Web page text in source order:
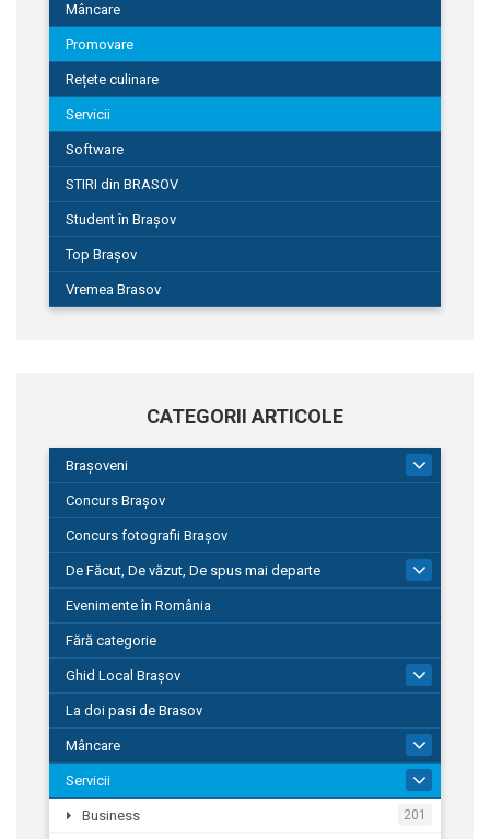
Mâncare
Promovare
Rețete culinare
Servicii
Software
STIRI din BRASOV
Student în Brașov
Top Brașov
Vremea Brasov
CATEGORII ARTICOLE
Brașoveni
Concurs Brașov
Concurs fotografii Brașov
De Făcut, De văzut, De spus mai departe
149
Evenimente în România
Fără categorie
Ghid Local Brașov
La doi pasi de Brasov
Mâncare
Servicii
Business 201